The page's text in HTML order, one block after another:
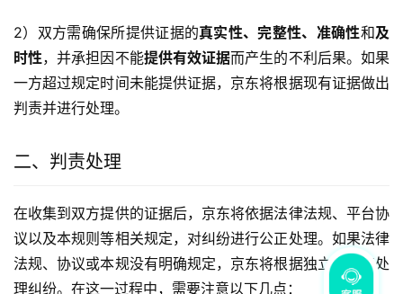
2）双方需确保所提供证据的真实性、完整性、准确性和及
时性，并承担因不能提供有效证据而产生的不利后果。如果
一方超过规定时间未能提供证据，京东将根据现有证据做出
判责并进行处理。
二、判责处理
在收集到双方提供的证据后，京东将依据法律法规、平台协
议以及本规则等相关规定，对纠纷进行公正处理。如果法律
法规、协议或本规没有明确规定，京东将根据独立判断来处
理纠纷。在这一过程中，需要注意以下几点：